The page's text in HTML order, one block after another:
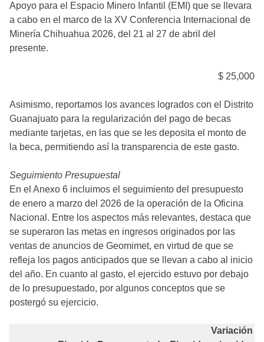
Apoyo para el Espacio Minero Infantil (EMI) que se llevara
a cabo en el marco de la XV Conferencia Internacional de
Minería Chihuahua 2026, del 21 al 27 de abril del
presente.
$ 25,000
Asimismo, reportamos los avances logrados con el Distrito
Guanajuato para la regularización del pago de becas
mediante tarjetas, en las que se les deposita el monto de
la beca, permitiendo así la transparencia de este gasto.
Seguimiento Presupuestal
En el Anexo 6 incluimos el seguimiento del presupuesto
de enero a marzo del 2026 de la operación de la Oficina
Nacional. Entre los aspectos más relevantes, destaca que
se superaron las metas en ingresos originados por las
ventas de anuncios de Geomimet, en virtud de que se
refleja los pagos anticipados que se llevan a cabo al inicio
del año. En cuanto al gasto, el ejercido estuvo por debajo
de lo presupuestado, por algunos conceptos que se
postergó su ejercicio.
Variación